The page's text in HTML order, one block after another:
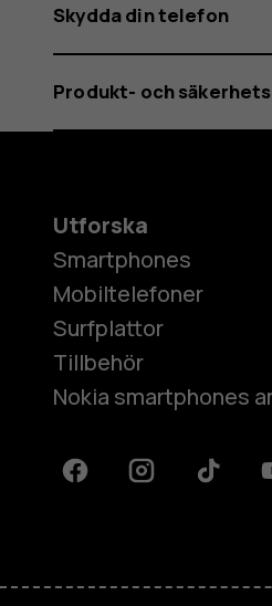
Skydda din telefon
Produkt- och
Utforska
Smartphones
Mobiltelefoner
Surfplattor
Tillbehör
Nokia smartphones
FacebookInstagramTiktok